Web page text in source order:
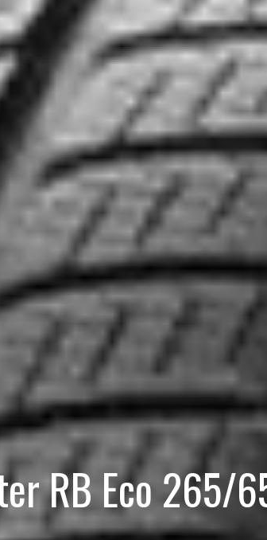
RB Eco 265/